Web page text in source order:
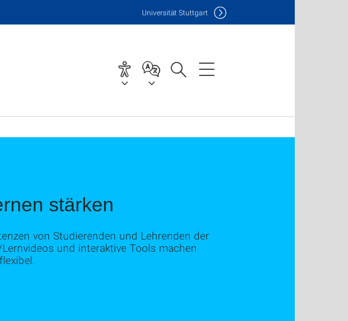
Universität Stuttgart
stärken
von Studierenden und Lehrenden der
und interaktive Tools machen